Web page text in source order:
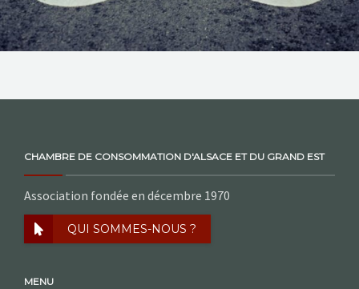
CHAMBRE DE CONSOMMATION D'ALSACE ET DU GRAND EST
Association fondée en décembre 1970
QUI SOMMES-NOUS ?
MENU